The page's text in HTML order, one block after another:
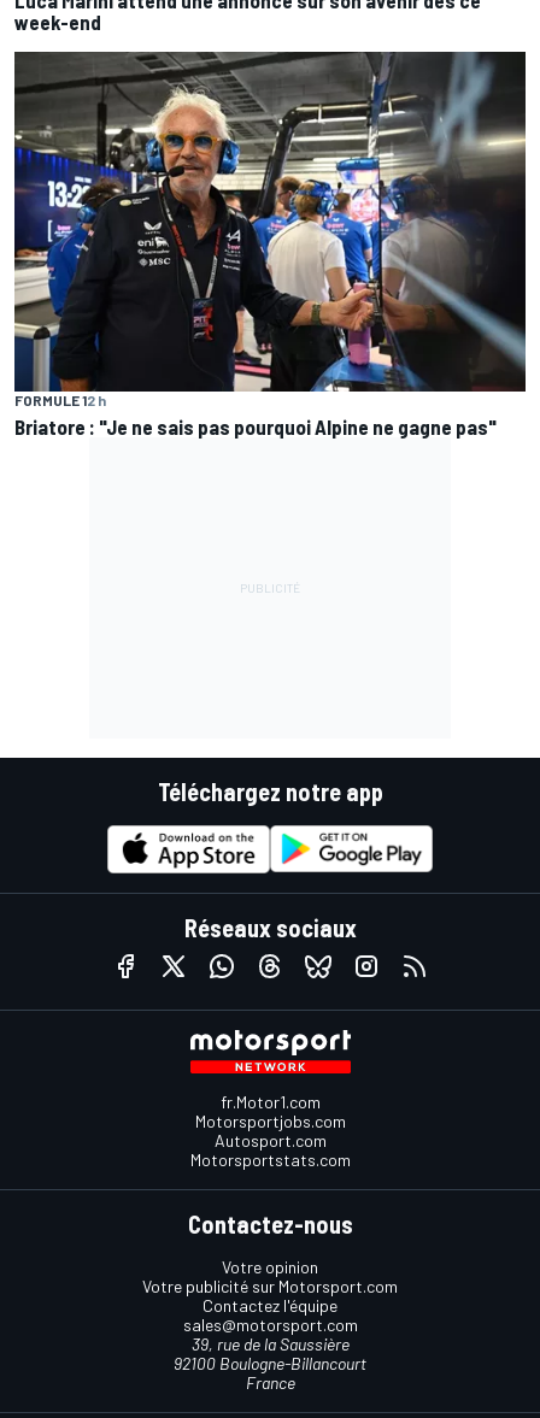
week-end
FORMULE 12 h
Briatore : "Je ne sais pas pourquoi Alpine ne gagne pas"
Téléchargez notre app
Réseaux sociaux
fr.Motor1.com
Motorsportjobs.com
Autosport.com
Motorsportstats.com
Contactez-nous
Votre opinion
Votre publicité sur Motorsport.com
Contactez l'équipe
sales@motorsport.com
39, rue de la Saussière
92100 Boulogne-Billancourt
France